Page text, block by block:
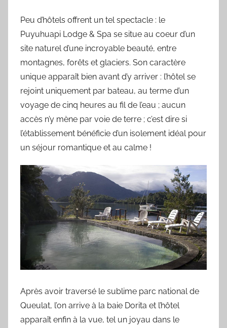
Peu d’hôtels offrent un tel spectacle : le
Puyuhuapi Lodge & Spa se situe au coeur d’un
site naturel d’une incroyable beauté, entre
montagnes, forêts et glaciers. Son caractère
unique apparaît bien avant d’y arriver : l’hôtel se
rejoint uniquement par bateau, au terme d’un
voyage de cinq heures au fil de l’eau ; aucun
accès n’y mène par voie de terre ; c’est dire si
l’établissement bénéficie d’un isolement idéal pour
un séjour romantique et au calme !
Après avoir traversé le sublime parc national de
Queulat, l’on arrive à la baie Dorita et l’hôtel
apparaît enfin à la vue, tel un joyau dans le